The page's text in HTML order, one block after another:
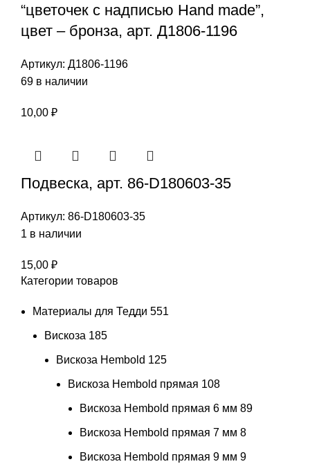
“цветочек с надписью Hand made”,
цвет – бронза, арт. Д1806-1196
Артикул: Д1806-1196
69 в наличии
10,00 ₽
Подвеска, арт. 86-D180603-35
Артикул: 86-D180603-35
1 в наличии
15,00 ₽
Категории товаров
Материалы для Тедди 551
Вискоза 185
Вискоза Hembold 125
Вискоза Hembold прямая 108
Вискоза Hembold прямая 6 мм 89
Вискоза Hembold прямая 7 мм 8
Вискоза Hembold прямая 9 мм 9